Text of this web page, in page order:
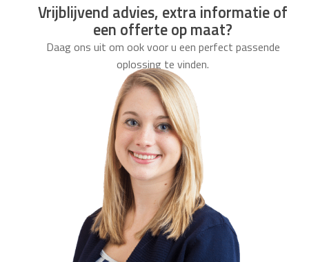
Vrijblijvend advies, extra informatie of
een offerte op maat?
Daag ons uit om ook voor u een perfect passende
oplossing te vinden.